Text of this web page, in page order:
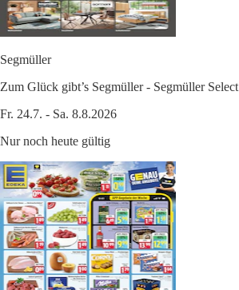
Segmüller
Zum Glück gibt’s Segmüller - Segmüller Select
Fr. 24.7. - Sa. 8.8.2026
Nur noch heute gültig